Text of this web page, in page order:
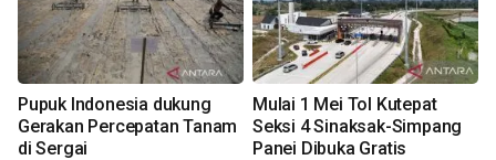
Pupuk Indonesia dukung
Gerakan Percepatan Tanam
di Sergai
Mulai 1 Mei Tol Kutepat
Seksi 4 Sinaksak-Simpang
Panei Dibuka Gratis